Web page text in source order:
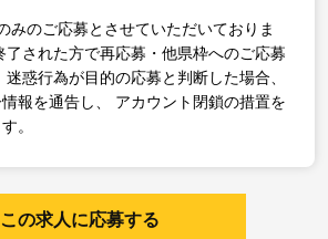
みのご応募とさせていただいておりま
了された方で再応募・他県枠へのご応募
迷惑行為が目的の応募と判断した場合、
報を通告し、
アカウント閉鎖の措置を
。
この求人に応募する